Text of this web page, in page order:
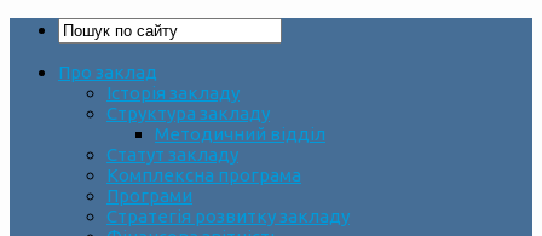
Про заклад
Історія закладу
Структура закладу
Методичний відділ
Статут закладу
Комплексна програма
Програми
Стратегія розвитку закладу